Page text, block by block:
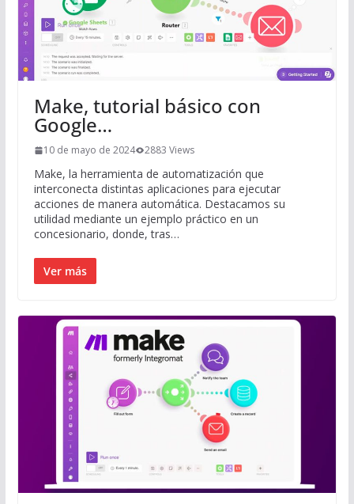
Make, tutorial básico con
Google…
10 de mayo de 2024 2883 Views
Make, la herramienta de automatización que
interconecta distintas aplicaciones para ejecutar
acciones de manera automática. Destacamos su
utilidad mediante un ejemplo práctico en un
concesionario, donde, tras…
Ver más